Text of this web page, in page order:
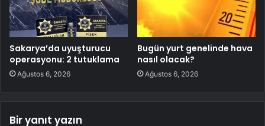
Sakarya’da uyuşturucu
operasyonu: 2 tutuklama
Ağustos 6, 2026
Bugün yurt genelinde hava
nasıl olacak?
Ağustos 6, 2026
Bir yanıt yazın